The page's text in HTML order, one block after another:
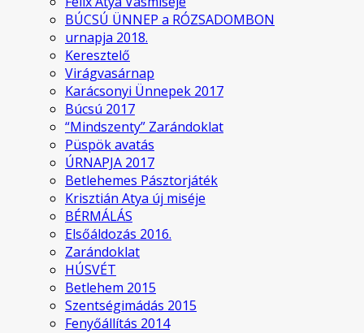
BÚCSÚ ÜNNEP a RÓZSADOMBON
urnapja 2018.
Keresztelő
Virágvasárnap
Karácsonyi Ünnepek 2017
Búcsú 2017
“Mindszenty” Zarándoklat
Püspök avatás
ÚRNAPJA 2017
Betlehemes Pásztorjáték
Krisztián Atya új miséje
BÉRMÁLÁS
Elsőáldozás 2016.
Zarándoklat
HÚSVÉT
Betlehem 2015
Szentségimádás 2015
Fenyőállítás 2014